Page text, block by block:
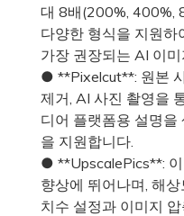
대 8배(200%, 400%,
다양한 형식을 지원하
가장 권장되는 AI 이
● **Pixelcut**: 원본
제거, AI 사진 촬영을
디어 플랫폼용 설명
을 지원합니다.
● **UpscalePics**:
향상에 뛰어나며, 해
치수 설정과 이미지